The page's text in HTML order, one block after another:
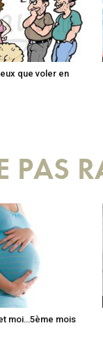
que voler en
PAS
moi…5ème mois